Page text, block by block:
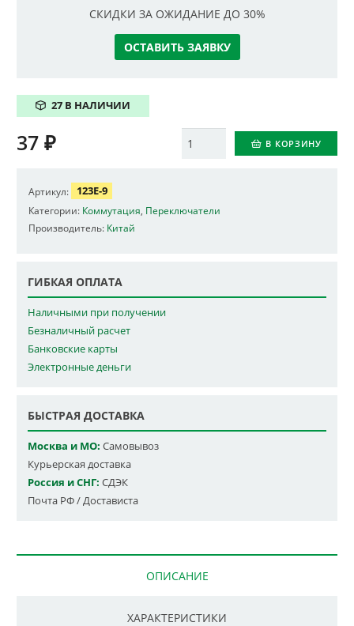
СКИДКИ ЗА ОЖИДАНИЕ ДО 30%
ОСТАВИТЬ ЗАЯВКУ
27 В НАЛИЧИИ
Количество В КОРЗИНУ
37 ₽
Артикул: 123E-9
Категории: Коммутация Переключатели
Производитель: Китай
ГИБКАЯ ОПЛАТА
Наличными при получении
Безналичный расчет
Банковские карты
Электронные деньги
БЫСТРАЯ ДОСТАВКА
Москва и МО: Самовывоз
Курьерская доставка
Россия и СНГ: СДЭК
Почта РФ / Достависта
ОПИСАНИЕ
ХАРАКТЕРИСТИКИ